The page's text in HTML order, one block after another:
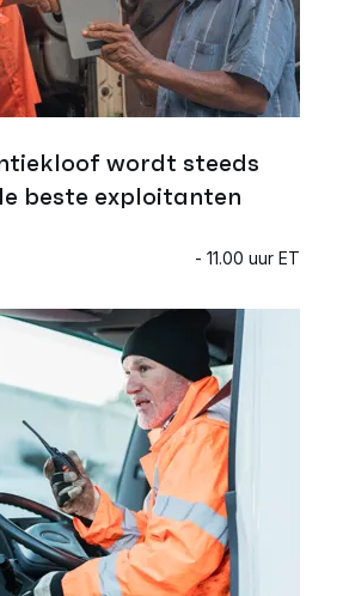
wordt steeds
beste exploitanten
- 11.00 uur ET